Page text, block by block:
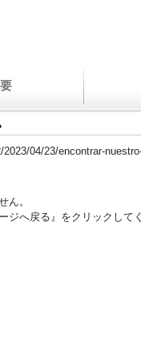
04/23/encontrar-
ん。
へ戻る』をクリックして